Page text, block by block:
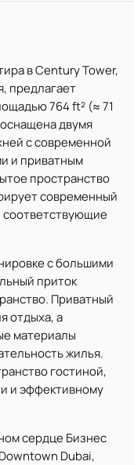
в Century Tower,
предлагает
764 ft² (≈ 71
двумя
с современной
и приватным
пространство
современный
соответствующие
с большими
приток
Приватный
отдыха, а
материалы
жилья.
гостиной,
и эффективному
сердце Бизнес
Dubai,